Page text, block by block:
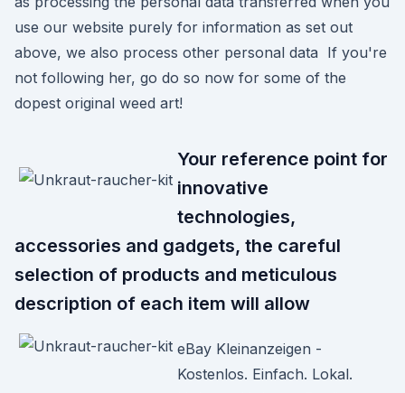
use our website purely for information as set out
above, we also process other personal data If you're
not following her, go do so now for some of the
dopest original weed art!
Your reference point for
innovative
technologies,
accessories and gadgets, the careful
selection of products and meticulous
description of each item will allow
eBay Kleinanzeigen -
Kostenlos. Einfach. Lokal.